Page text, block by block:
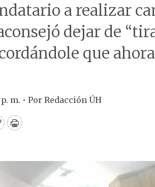
a realizar
dejar de
que
m. • Por Redacción ÚH
Print